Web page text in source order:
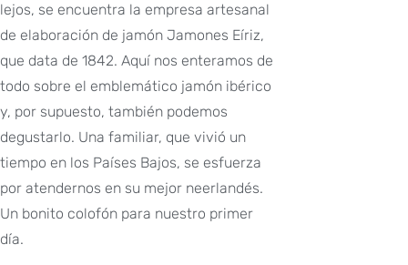
lejos, se encuentra la empresa artesanal
de elaboración de jamón Jamones Eíriz,
que data de 1842. Aquí nos enteramos de
todo sobre el emblemático jamón ibérico
y, por supuesto, también podemos
degustarlo. Una familiar, que vivió un
tiempo en los Países Bajos, se esfuerza
por atendernos en su mejor neerlandés.
Un bonito colofón para nuestro primer
día.